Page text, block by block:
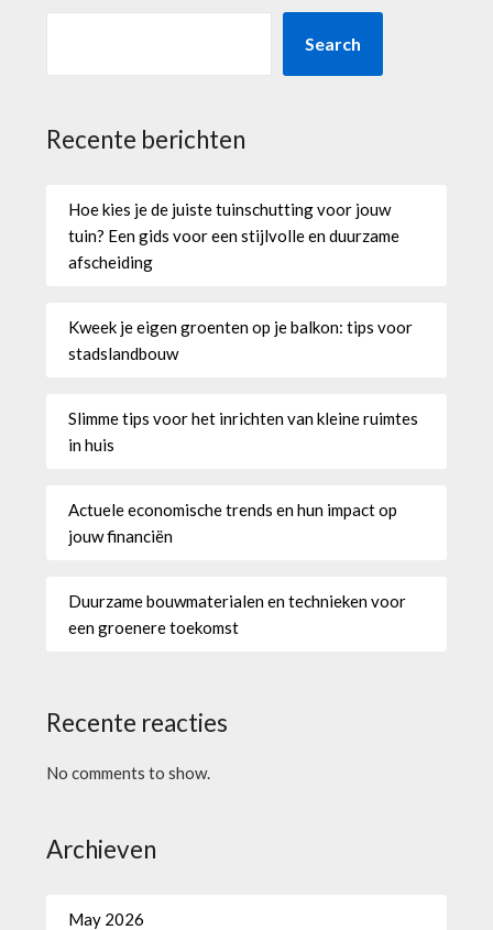
Search
Recente berichten
Hoe kies je de juiste tuinschutting voor jouw
tuin? Een gids voor een stijlvolle en duurzame
afscheiding
Kweek je eigen groenten op je balkon: tips voor
stadslandbouw
Slimme tips voor het inrichten van kleine ruimtes
in huis
Actuele economische trends en hun impact op
jouw financiën
Duurzame bouwmaterialen en technieken voor
een groenere toekomst
Recente reacties
No comments to show.
Archieven
May 2026